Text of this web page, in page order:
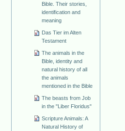
Bible. Their stories,
identification and
meaning
Das Tier im Alten
Testament
The animals in the
Bible, identity and
natural history of all
the animals
mentioned in the Bible
The beasts from Job
in the "Liber Floridus"
Scripture Animals: A
Natural History of